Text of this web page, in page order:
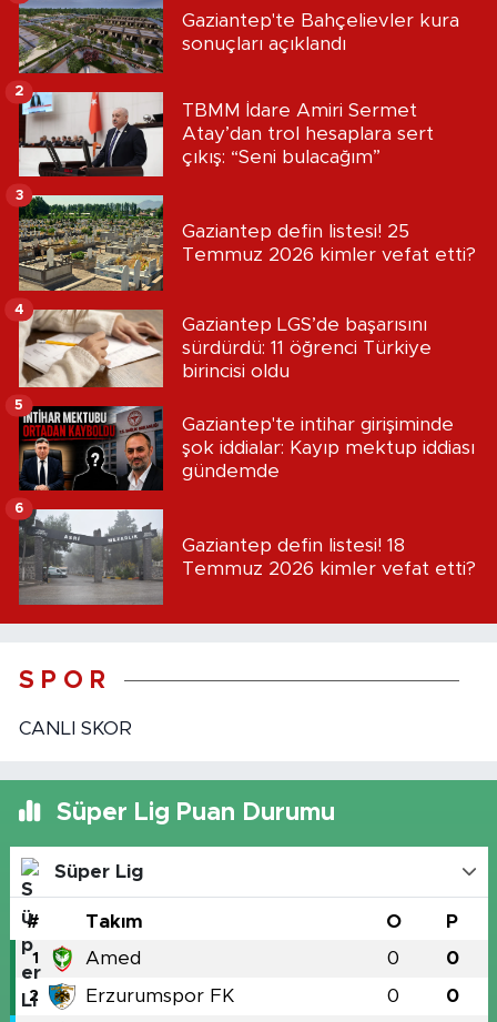
Gaziantep'te Bahçelievler kura
sonuçları açıklandı
TBMM İdare Amiri Sermet
Atay’dan trol hesaplara sert
çıkış: “Seni bulacağım”
2
Gaziantep defin listesi! 25
Temmuz 2026 kimler vefat etti?
3
Gaziantep LGS’de başarısını
sürdürdü: 11 öğrenci Türkiye
birincisi oldu
4
Gaziantep'te intihar girişiminde
şok iddialar: Kayıp mektup iddiası
gündemde
5
Gaziantep defin listesi! 18
Temmuz 2026 kimler vefat etti?
6
S P O R
CANLI SKOR
Süper Lig Puan Durumu
Süper Lig
# Takım O P
1 Amed 0 0
2 Erzurumspor FK 0 0